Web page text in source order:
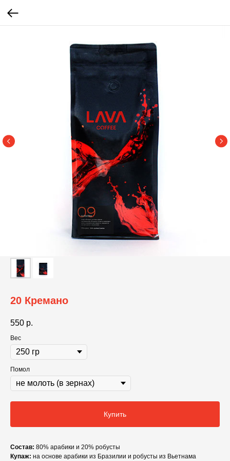
20 Кремано
550 р.
Вес
Помол
Купить
Состав: 80% арабики и 20% робусты
Купаж: на основе арабики из Бразилии и робусты из Вьетнама